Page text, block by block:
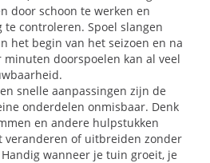
door schoon te werken en
controleren. Spoel slangen
het begin van het seizoen en na
doorspoelen kan al veel
snelle aanpassingen zijn de
onderdelen onmisbaar. Denk
en andere hulpstukken
veranderen of uitbreiden zonder
wanneer je tuin groeit, je